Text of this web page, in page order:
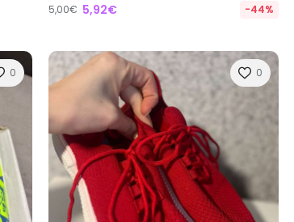
5,00€ 5,92€ -44%
0 0